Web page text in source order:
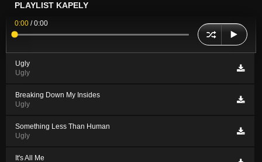
PLAYLIST KAPELY
0:00 /0:00
Ugly
Ugly
Breaking Down My Insides
Ugly
Something Less Than Human
Ugly
It's All Me